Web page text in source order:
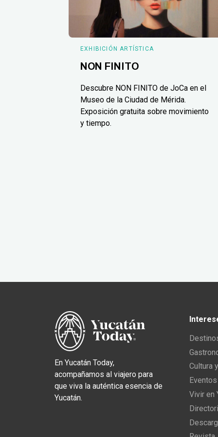
EXHIBICIÓN ARTÍSTICA
NON FINITO
Descubre NON FINITO de JoCa en el
Museo de la Ciudad de Mérida.
Exposición gratuita sobre movimiento
y tiempo.
En Yucatán Today,
acompañamos al viajero para
que viva la auténtica esencia de
Yucatán.
Cultura
Vivir en